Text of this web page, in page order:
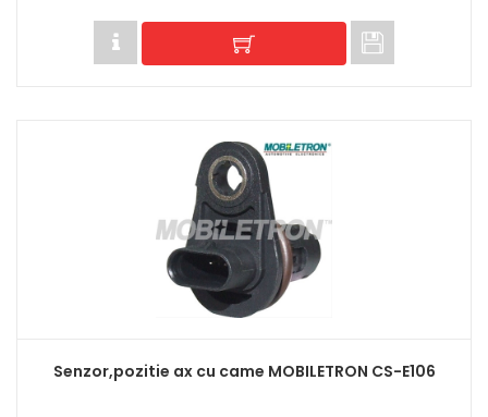
Senzor,pozitie ax cu came MOBILETRON CS-E106